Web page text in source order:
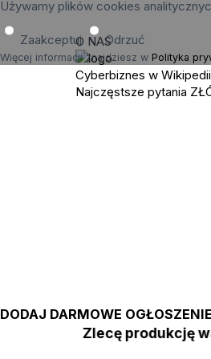
DODAJ DARMOWE OGŁOSZENIE
Zlecę produkcję
Używamy plików cookies
Zaakceptuj Odrzuć
Więcej informacji znajdziesz w Polityka
O NAS
Cyberbiznes w Wikipedii
Najczęstsze pytania